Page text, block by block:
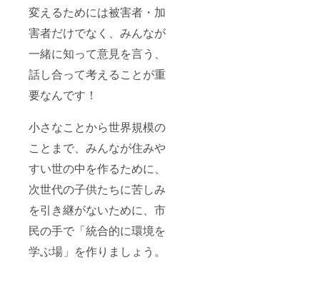
変えるためには被害者・加
害者だけでなく、みんなが
一緒に知って意見を言う、
話し合って考えることが重
要なんです！
小さなことから世界規模の
ことまで、みんなが住みや
すい世の中を作るために、
次世代の子供たちに苦しみ
を引き継がないために、市
民の手で「統合的に環境を
学ぶ場」を作りましょう。